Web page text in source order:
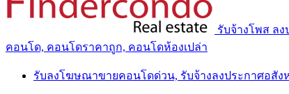
รับจ้างโพส ล
คอนโด, คอนโดราคาถูก, คอนโดห้องเปล่า
รับลงโฆษณาขายคอนโดด่วน, รับจ้างลงประกาศอสั